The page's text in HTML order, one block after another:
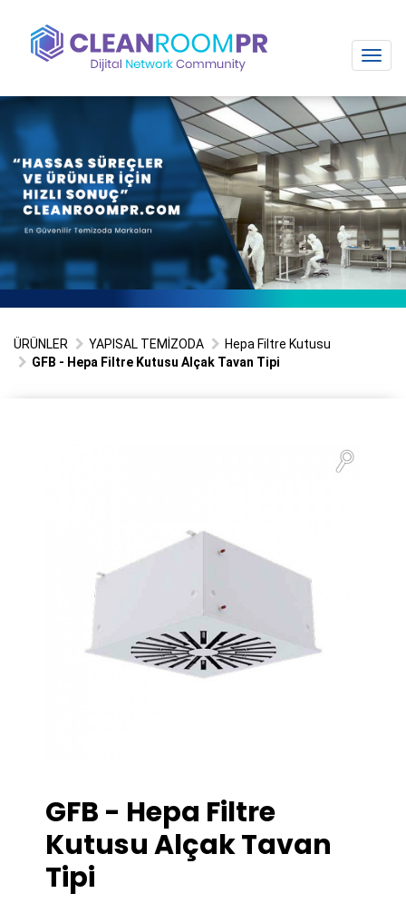
ÜRÜNLER YAPISAL TEMİZODA
Hepa Filtre Kutusu
GFB - Hepa Filtre Kutusu Alçak Tavan Tipi
GFB - Hepa Filtre
Kutusu Alçak Tavan
Tipi